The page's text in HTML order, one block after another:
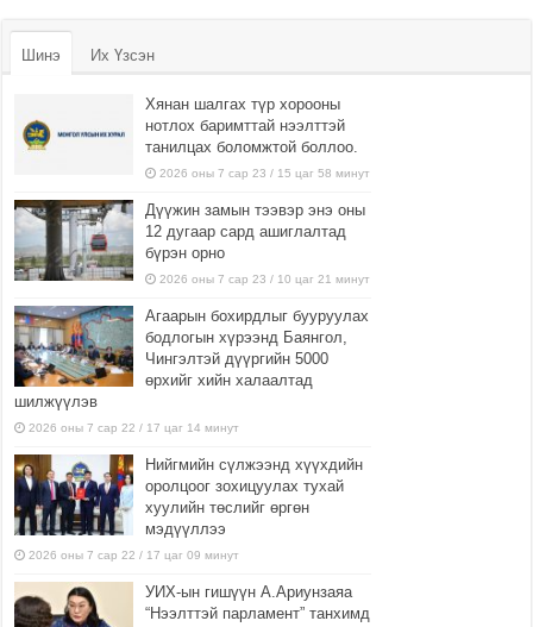
Шинэ Их Үзсэн
Хянан шалгах түр хорооны
нотлох баримттай нээлттэй
танилцах боломжтой боллоо.
2026 оны 7 сар 23 / 15 цаг 58 минут
Дүүжин замын тээвэр энэ оны
12 дугаар сард ашиглалтад
бүрэн орно
2026 оны 7 сар 23 / 10 цаг 21 минут
Агаарын бохирдлыг бууруулах
бодлогын хүрээнд Баянгол,
Чингэлтэй дүүргийн 5000
өрхийг хийн халаалтад
шилжүүлэв
2026 оны 7 сар 22 / 17 цаг 14 минут
Нийгмийн сүлжээнд хүүхдийн
оролцоог зохицуулах тухай
хуулийн төслийг өргөн
мэдүүллээ
2026 оны 7 сар 22 / 17 цаг 09 минут
УИХ-ын гишүүн А.Ариунзаяа
“Нээлттэй парламент” танхимд